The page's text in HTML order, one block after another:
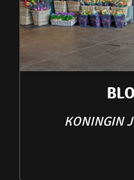
KONINGIN